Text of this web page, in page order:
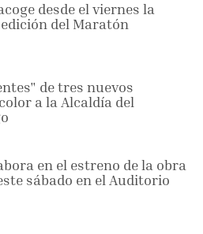
desde el viernes la
del Maratón
de tres nuevos
a la Alcaldía del
en el estreno de la obra
sábado en el Auditorio